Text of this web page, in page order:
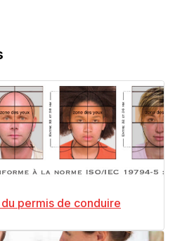
permis de conduire